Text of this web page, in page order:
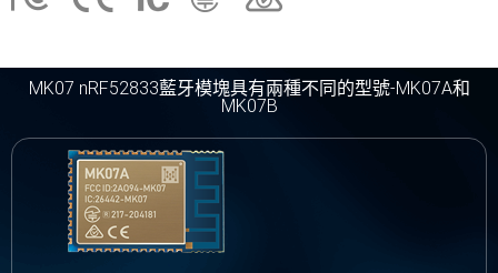
MK07 nRF52833藍牙模塊具有兩種不同的型號-MK07A和
MK07B